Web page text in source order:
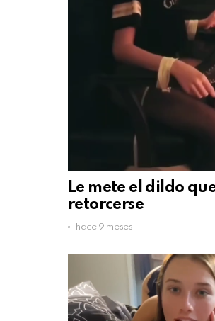
Le mete el dildo
retorcerse
hace 9 meses